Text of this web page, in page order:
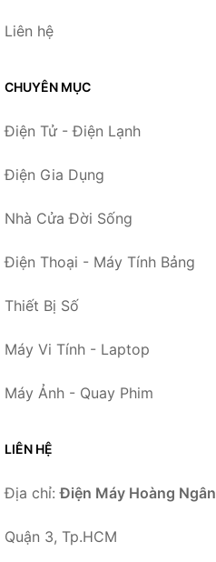
Liên hệ
CHUYÊN MỤC
Điện Tử - Điện Lạnh
Điện Gia Dụng
Nhà Cửa Đời Sống
Điện Thoại - Máy Tính Bảng
Thiết Bị Số
Máy Vi Tính - Laptop
Máy Ảnh - Quay Phim
LIÊN HỆ
Địa chỉ:Điện Máy Hoàng Ngân
Quận 3, Tp.HCM